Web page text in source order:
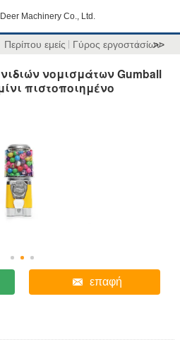
Machinery Co., Ltd.
Περίπου εμείς Γύρος εργοστασίων
>>
νομισμάτων Gumball
πιστοποιημένο
επαφή